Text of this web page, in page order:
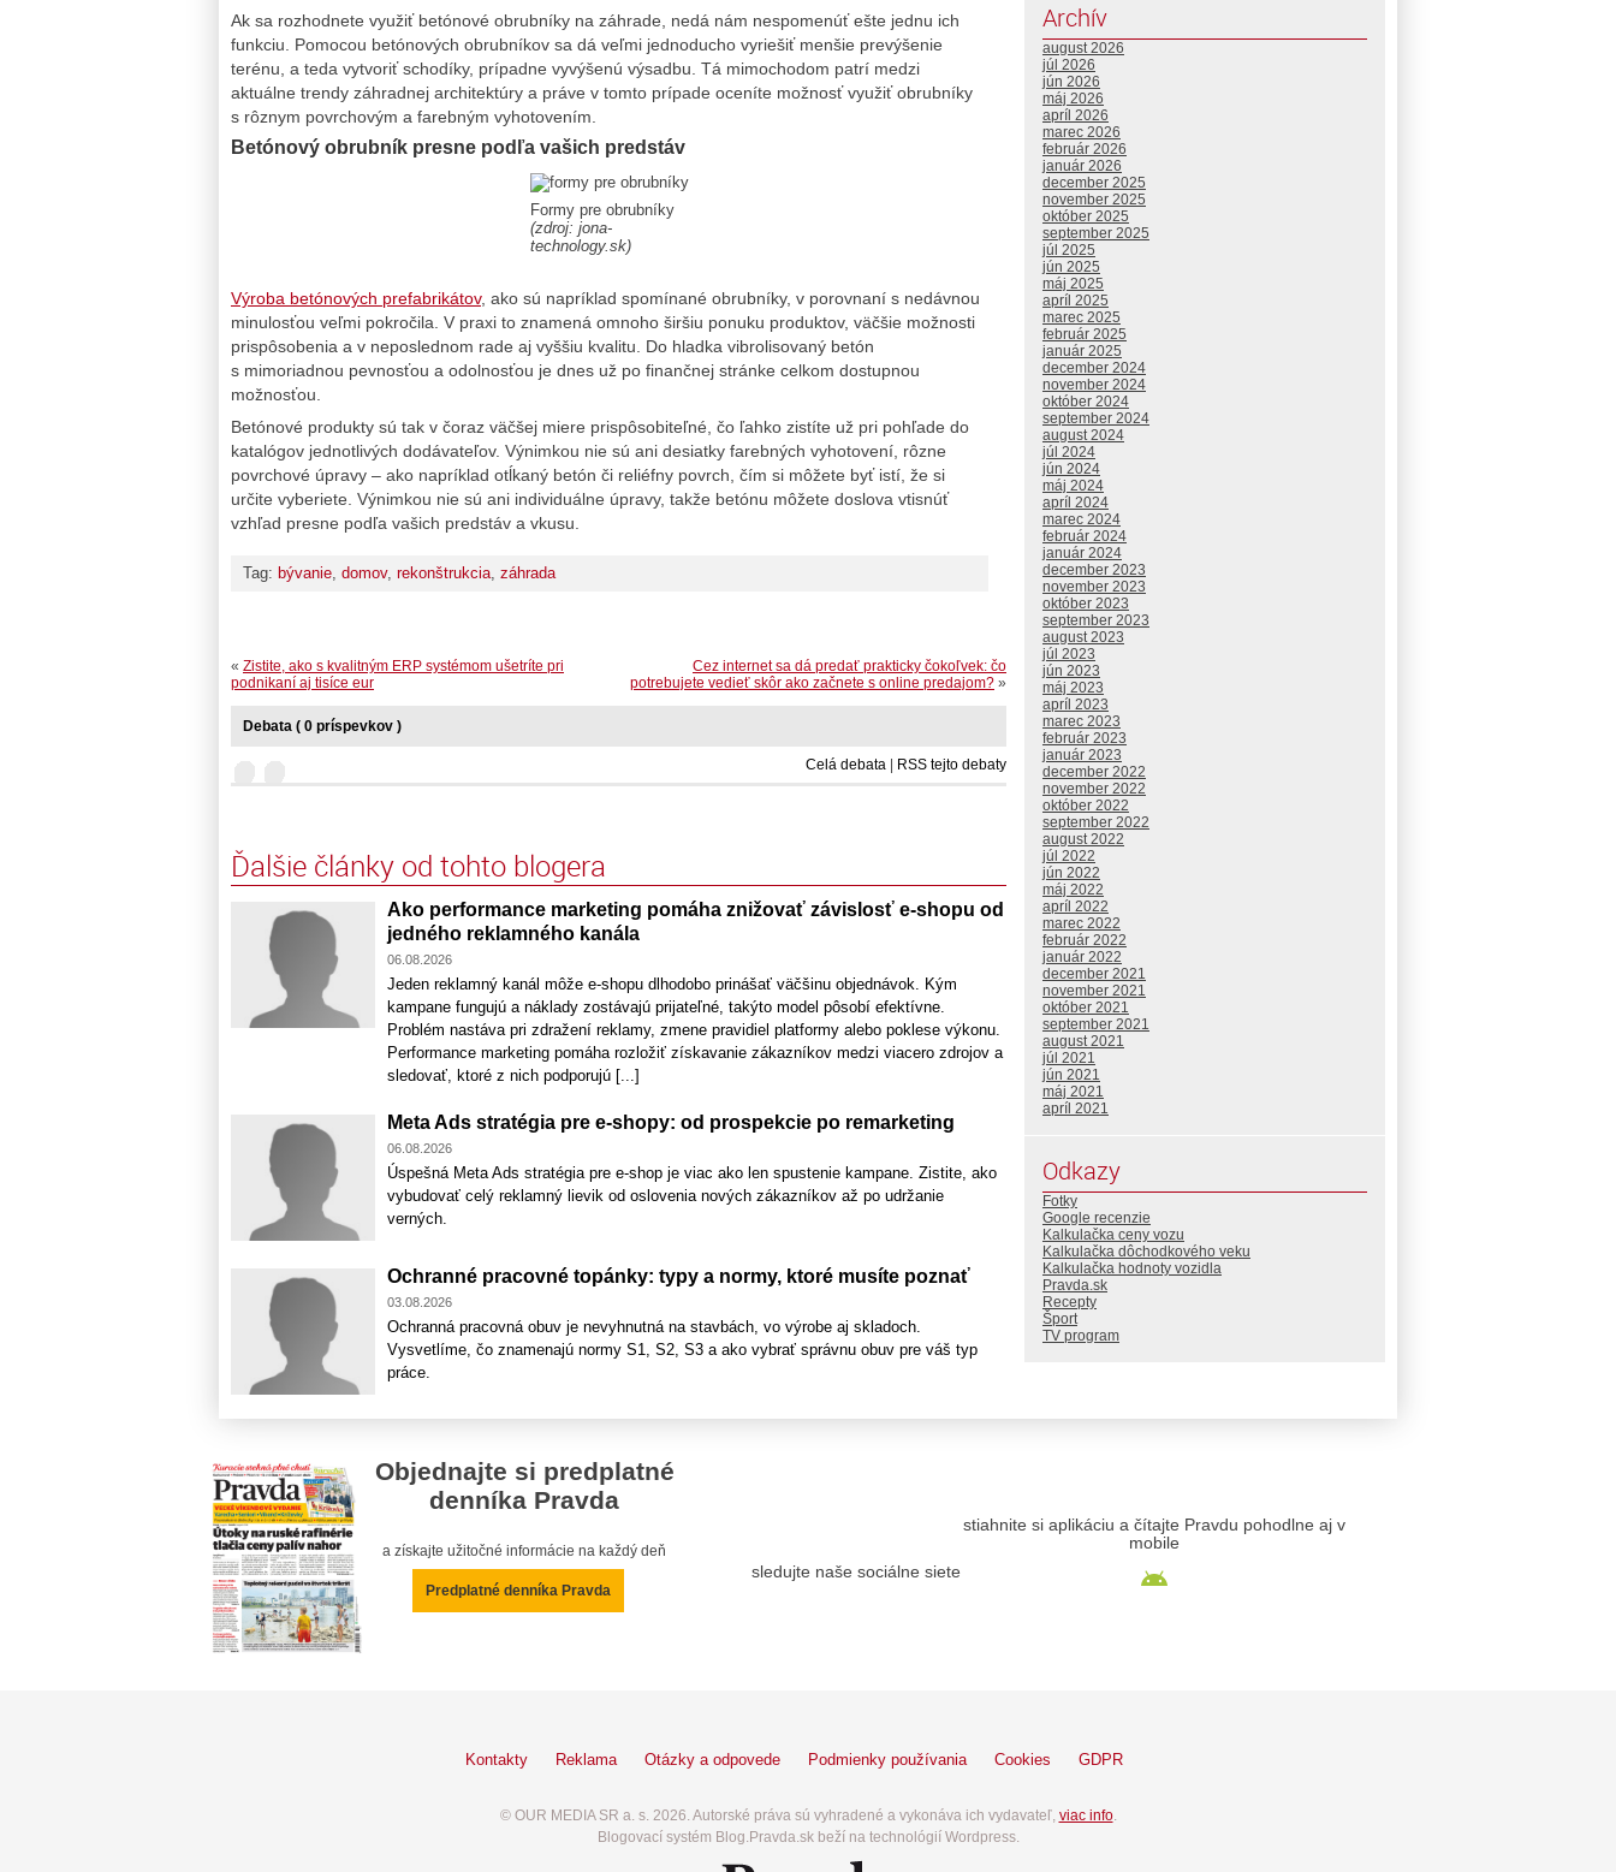
Ak sa rozhodnete využiť betónové obrubníky na záhrade, nedá nám nespomenúť ešte jednu ich
funkciu. Pomocou betónových obrubníkov sa dá veľmi jednoducho vyriešiť menšie prevýšenie
terénu, a teda vytvoriť schodíky, prípadne vyvýšenú výsadbu. Tá mimochodom patrí medzi
aktuálne trendy záhradnej architektúry a práve v tomto prípade oceníte možnosť využiť obrubníky
s rôznym povrchovým a farebným vyhotovením.
Betónový obrubník presne podľa vašich predstáv
Formy pre obrubníky
(zdroj: jona-
technology.sk)
Výroba betónových prefabrikátov, ako sú napríklad spomínané obrubníky, v porovnaní s nedávnou
minulosťou veľmi pokročila. V praxi to znamená omnoho širšiu ponuku produktov, väčšie možnosti
prispôsobenia a v neposlednom rade aj vyššiu kvalitu. Do hladka vibrolisovaný betón
s mimoriadnou pevnosťou a odolnosťou je dnes už po finančnej stránke celkom dostupnou
možnosťou.
Betónové produkty sú tak v čoraz väčšej miere prispôsobiteľné, čo ľahko zistíte už pri pohľade do
katalógov jednotlivých dodávateľov. Výnimkou nie sú ani desiatky farebných vyhotovení, rôzne
povrchové úpravy – ako napríklad otĺkaný betón či reliéfny povrch, čím si môžete byť istí, že si
určite vyberiete. Výnimkou nie sú ani individuálne úpravy, takže betónu môžete doslova vtisnúť
vzhľad presne podľa vašich predstáv a vkusu.
Tag: bývanie, domov, rekonštrukcia, záhrada
Cez internet sa dá predať prakticky čokoľvek: čo
potrebujete vedieť skôr ako začnete s online predajom? »
« Zistite, ako s kvalitným ERP systémom ušetríte pri
podnikaní aj tisíce eur
Debata ( 0 príspevkov )
Celá debata RSS tejto debaty
Ďalšie články od tohto blogera
Ako performance marketing pomáha znižovať závislosť e-shopu od
jedného reklamného kanála
06.08.2026
Jeden reklamný kanál môže e-shopu dlhodobo prinášať väčšinu objednávok. Kým
kampane fungujú a náklady zostávajú prijateľné, takýto model pôsobí efektívne.
Problém nastáva pri zdražení reklamy, zmene pravidiel platformy alebo poklese výkonu.
Performance marketing pomáha rozložiť získavanie zákazníkov medzi viacero zdrojov a
sledovať, ktoré z nich podporujú [...]
Meta Ads stratégia pre e-shopy: od prospekcie po remarketing
06.08.2026
Úspešná Meta Ads stratégia pre e-shop je viac ako len spustenie kampane. Zistite, ako
vybudovať celý reklamný lievik od oslovenia nových zákazníkov až po udržanie
verných.
Ochranné pracovné topánky: typy a normy, ktoré musíte poznať
03.08.2026
Ochranná pracovná obuv je nevyhnutná na stavbách, vo výrobe aj skladoch.
Vysvetlíme, čo znamenajú normy S1, S2, S3 a ako vybrať správnu obuv pre váš typ
práce.
Archív
august 2026
júl 2026
jún 2026
máj 2026
apríl 2026
marec 2026
február 2026
január 2026
december 2025
november 2025
október 2025
september 2025
júl 2025
jún 2025
máj 2025
apríl 2025
marec 2025
február 2025
január 2025
december 2024
november 2024
október 2024
september 2024
august 2024
júl 2024
jún 2024
máj 2024
apríl 2024
marec 2024
február 2024
január 2024
december 2023
november 2023
október 2023
september 2023
august 2023
júl 2023
jún 2023
máj 2023
apríl 2023
marec 2023
február 2023
január 2023
december 2022
november 2022
október 2022
september 2022
august 2022
júl 2022
jún 2022
máj 2022
apríl 2022
marec 2022
február 2022
január 2022
december 2021
november 2021
október 2021
september 2021
august 2021
júl 2021
jún 2021
máj 2021
apríl 2021
Odkazy
Fotky
Google recenzie
Kalkulačka ceny vozu
Kalkulačka dôchodkového veku
Kalkulačka hodnoty vozidla
Pravda.sk
Recepty
Šport
TV program
Objednajte si predplatné
denníka Pravda
a získajte užitočné informácie na každý deň
Predplatné denníka Pravda
sledujte naše sociálne siete
stiahnite si aplikáciu a čítajte Pravdu pohodlne aj v
mobile
Kontakty Reklama Otázky a odpovede Podmienky používania Cookies GDPR
© OUR MEDIA SR a. s. 2026. Autorské práva sú vyhradené a vykonáva ich vydavateľ, viac info.
Blogovací systém Blog.Pravda.sk beží na technológií Wordpress.